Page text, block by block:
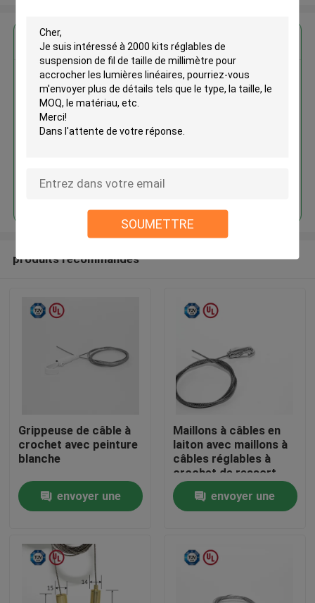
SOUMETTRE
Maison
Des produits
Vidéos
2000 kits réglables de
suspension de fil de taille de
lumières linéaires
Continuer
produits recommandés
Grippeuse de câble à
crochet avec peinture
blanche
envoyer une
Maillons à câbles en
laiton avec maillons à
câbles réglables à
crochet de ressort
auto-verrouillage
envoyer une